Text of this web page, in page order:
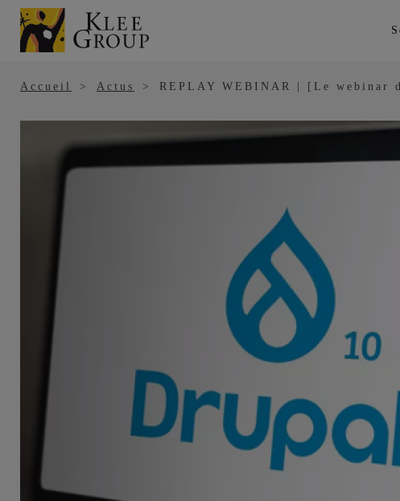
Aller
au
contenu
principal
Accueil Actus REPLAY WEBINAR | [Le